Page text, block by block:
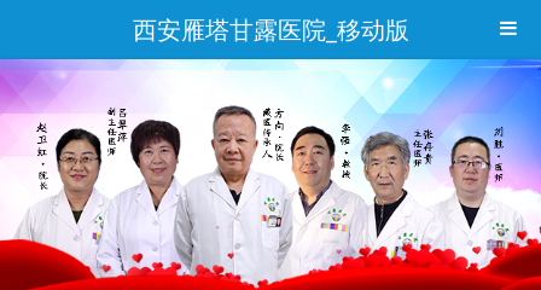
西安雁塔甘露医院_移动版